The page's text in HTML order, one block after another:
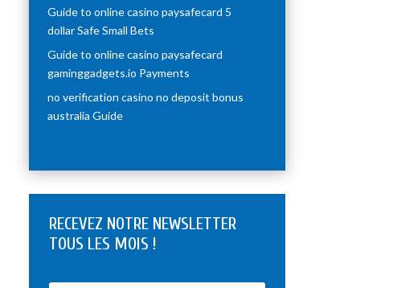
Guide to online casino paysafecard 5
dollar Safe Small Bets
Guide to online casino paysafecard
gaminggadgets.io Payments
no verification casino no deposit bonus
australia Guide
RECEVEZ NOTRE NEWSLETTER
TOUS LES MOIS !